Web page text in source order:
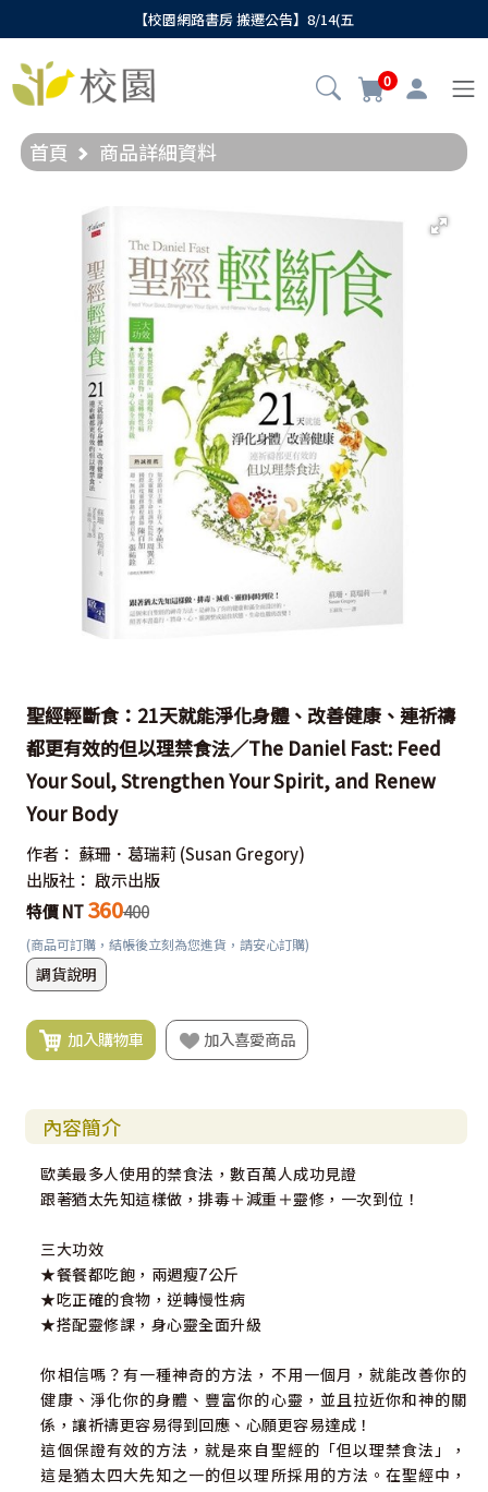
【校園網路書房 搬遷公告】8/14(五
0
首頁 商品詳細資料
聖經輕斷食：21天就能淨化身體、改善健康、連祈禱
都更有效的但以理禁食法／The Daniel Fast: Feed
Your Soul, Strengthen Your Spirit, and Renew
Your Body
作者： 蘇珊．葛瑞莉 (Susan Gregory)
出版社： 啟示出版
特價 NT 360400
(商品可訂購，結帳後立刻為您進貨，請安心訂購)
調貨說明
加入購物車 加入喜愛商品
內容簡介
歐美最多人使用的禁食法，數百萬人成功見證
跟著猶太先知這樣做，排毒＋減重＋靈修，一次到位！
三大功效
★餐餐都吃飽，兩週瘦7公斤
★吃正確的食物，逆轉慢性病
★搭配靈修課，身心靈全面升級
你相信嗎？有一種神奇的方法，不用一個月，就能改善你的
健康、淨化你的身體、豐富你的心靈，並且拉近你和神的關
係，讓祈禱更容易得到回應、心願更容易達成！
這個保證有效的方法，就是來自聖經的「但以理禁食法」，
這是猶太四大先知之一的但以理所採用的方法。在聖經中，